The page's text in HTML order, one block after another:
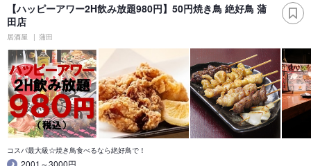
【ハッピーアワー2H飲み放題980円】50円焼き鳥 絶好鳥 蒲
田店
居酒屋 蒲田
コスパ最大級☆焼き鳥食べるなら絶好鳥で！
2001～3000円